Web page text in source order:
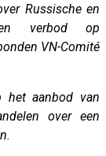
Russische en
verbod op
VN-Comité
het aanbod van
over een